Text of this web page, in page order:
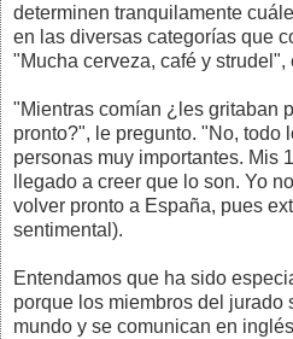
determinen tranquilamente
en las diversas categorías que
"Mucha cerveza, café y strudel",
"Mientras comían ¿les gritaban
pronto?", le pregunto. "No, todo
personas muy importantes. Mis
llegado a creer que lo son. Yo
volver pronto a España, pues
sentimental).
Entendamos que ha sido
porque los miembros del jurado
mundo y se comunican en